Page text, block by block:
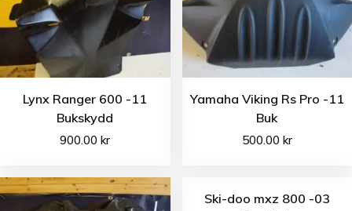
Lynx Ranger 600 -11
Bukskydd
900.00kr
Yamaha Viking Rs Pro -11
Buk
500.00 kr
Ski-doo mxz 800 -03